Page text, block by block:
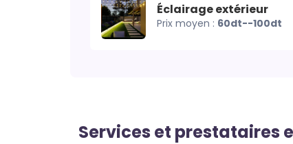
Éclairage extérieur
Prix moyen : 60dt--100dt
Services et prestataires